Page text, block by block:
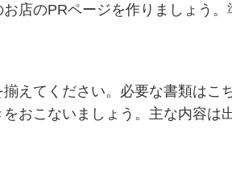
店のPRページを作りましょう
えてください。必要な書類はこ
おこないましょう。主な内容は